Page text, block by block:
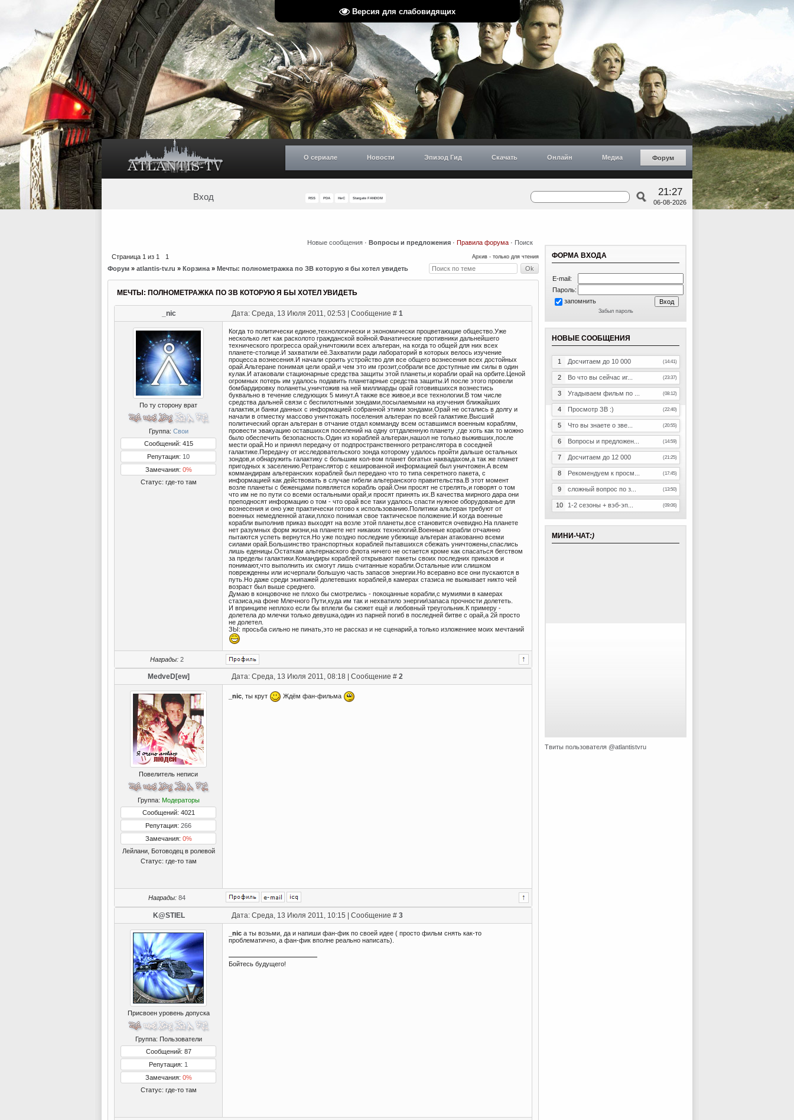
Версия для слабовидящих
О сериале Новости Эпизод Гид Скачать Онлайн Медиа Форум
Вход RSS PDA НиС Stargate FANDOM
21:27
06-08-2026
Новые сообщения · Вопросы и предложения · Правила форума · Поиск
Страница 1 из 1 1 Архив - только для чтения
Форум » atlantis-tv.ru » Корзина » Мечты: полнометражка по ЗВ которую я бы хотел увидеть
МЕЧТЫ: ПОЛНОМЕТРАЖКА ПО ЗВ КОТОРУЮ Я БЫ ХОТЕЛ УВИДЕТЬ
_nic Дата: Среда, 13 Июля 2011, 02:53 | Сообщение # 1
По ту сторону врат
Группа: Свои
Сообщений: 415
Репутация: 10
Замечания: 0%
Статус: где-то там
Когда то политически единое,технологически и экономически процветающие общество.Уже
несколько лет как расколото гражданской войной.Фанатические противники дальнейшего
технического прогресса орай,уничтожили всех альтеран, на когда то общей для них всех
планете-столице.И захватили её.Захватили ради лабораторий в которых велось изучение
процесса вознесения.И начали сроить устройство для все общего вознесения всех достойных
орай.Альтеране понимая цели орай,и чем это им грозит,собрали все доступные им силы в один
кулак.И атаковали стационарные средства защиты этой планеты,и корабли орай на орбите.Ценой
огромных потерь им удалось подавить планетарные средства защиты.И после этого провели
бомбардировку поланеты,уничтожив на ней миллиарды орай готовившихся вознестись
буквально в течение следующих 5 минут.А также все живое,и все технологии.В том числе
средства дальней связи с беспилотными зондами,посылаемыми на изучения ближайших
галактик,и банки данных с информацией собранной этими зондами.Орай не остались в долгу и
начали в отместку массово уничтожать поселения альтеран по всей галактике.Высший
политический орган альтеран в отчание отдал комманду всем оставшимся военным кораблям,
провести эвакуацию оставшихся поселений на одну оттдаленную планету ,где хоть как то можно
было обеспечить безопасность.Один из кораблей альтеран,нашол не только выживших,после
мести орай.Но и принял передачу от подпространственного ретранслятора в соседней
галактике.Передачу от исследовательского зонда которому удалось пройти дальше остальных
зондов,и обнаружить галактику с большим кол-вом планет богатых наквадахом,а так же планет
пригодных к заселению.Ретранслятор с кешированной информацией был уничтожен.А всем
коммандирам альтеранских кораблей был передано что то типа секретного пакета, с
информацией как действовать в случае гибели альтеранского правительства.В этот момент
возле планеты с беженцами появляется корабль орай.Они просят не стрелять,и говорят о том
что им не по пути со всеми остальными орай,и просят принять их.В качества мирного дара они
преподносят информацию о том - что орай все таки удалось спасти нужное оборудованье для
вознесения и оно уже практически готово к использованию.Политики альтеран требуют от
военных немедленной атаки,плохо понимая свое тактическое положение.И когда военные
корабли выполнив приказ выходят на возле этой планеты,все становится очевидно.На планете
нет разумных форм жизни,на планете нет никаких технологий.Военные корабли отчаянно
пытаются успеть вернутся.Но уже поздно последние убежище альтеран атакованно всеми
силами орай.Большинство транспортных кораблей пытавшихся сбежать уничтожены,спаслись
лишь еденицы.Остаткам альтернаского флота ничего не остается кроме как спасаться бегством
за пределы галактики.Командиры кораблей открывают пакеты своих последних приказов и
понимают,что выполнить их смогут лишь считанные корабли.Остальные или слишком
поврежденны или исчерпали большую часть запасов энергии.Но всеравно все они пускаются в
путь.Но даже среди экипажей долетевших кораблей,в камерах стазиса не выжывает никто чей
возраст был выше среднего.
Думаю в концовочке не плохо бы смотрелись - покоцанные корабли,с мумиями в камерах
стазиса,на фоне Млечного Пути,куда им так и нехватило энергии\запаса прочности долететь.
И впринципе неплохо если бы вплели бы сюжет ещё и любовный треугольник.К примеру -
долетела до млечки только девушка,один из парней погиб в последней битве с орай,а 2й просто
не долетел.
ЗЫ: просьба сильно не пинать,это не рассказ и не сценарий,а только изложениее моих мечтаний
Награды: 2
MedveD[ew] Дата: Среда, 13 Июля 2011, 08:18 | Сообщение # 2
Повелитель неписи
Группа: Модераторы
Сообщений: 4021
Репутация: 266
Замечания: 0%
Лейлани, Ботоводец в ролевой
Статус: где-то там
_nic , ты крут Ждём фан-фильма
Награды: 84
K@STIEL Дата: Среда, 13 Июля 2011, 10:15 | Сообщение # 3
Присвоен уровень допуска
Группа: Пользователи
Сообщений: 87
Репутация: 1
Замечания: 0%
Статус: где-то там
_nic а ты возьми, да и напиши фан-фик по своей идее ( просто фильм снять как-то
проблематично, а фан-фик вполне реально написать).
Бойтесь будущего!
ФОРМА ВХОДА
E-mail:
Пароль:
запомнить
Забыл пароль
НОВЫЕ СООБЩЕНИЯ
1 Досчитаем до 10 000 (14:41)
2 Во что вы сейчас иг... (23:37)
3 Угадываем фильм по ... (08:12)
4 Просмотр ЗВ :) (22:40)
5 Что вы знаете о зве... (20:55)
6 Вопросы и предложен... (14:59)
7 Досчитаем до 12 000 (21:25)
8 Рекомендуем к просм... (17:45)
9 сложный вопрос по з... (13:50)
10 1-2 сезоны + вэб-эп... (09:06)
МИНИ-ЧАТ:)
Твиты пользователя @atlantistvru